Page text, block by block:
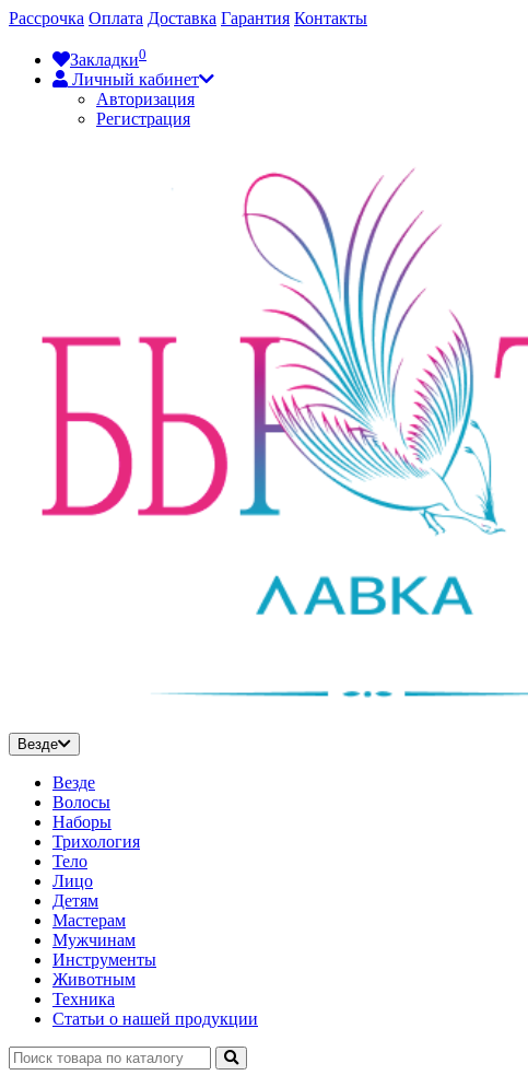
Рассрочка Оплата Доставка Гарантия Контакты
Закладки0
Личный кабинет
Авторизация
Регистрация
Везде
Везде
Волосы
Наборы
Трихология
Тело
Лицо
Детям
Мастерам
Мужчинам
Инструменты
Животным
Техника
Статьи о нашей продукции